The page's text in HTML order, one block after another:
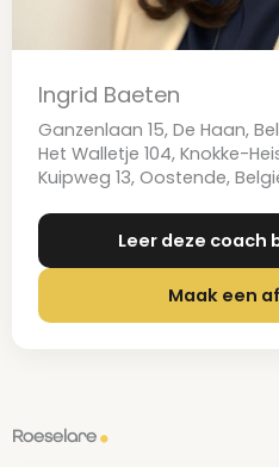
Ingrid Baeten
Ganzenlaan 15, De Haan,
Het Walletje 104, Knokke-
Kuipweg 13, Oostende,
Leer deze coach
Maak een
Roeselare